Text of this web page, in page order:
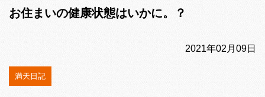
お住まいの健康状態はいかに。？
2021年02月09日
満天日記